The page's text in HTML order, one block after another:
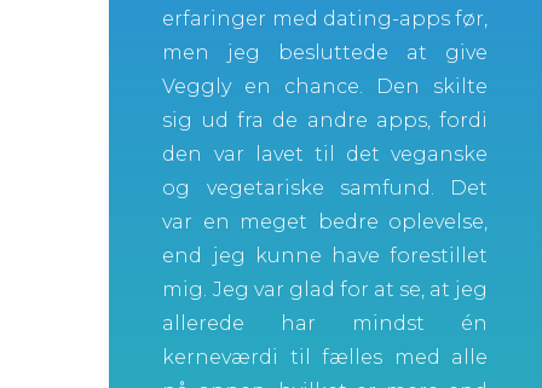
erfaringer med dating-apps før,
men jeg besluttede at give
Veggly en chance.
Den skilte
sig ud fra de andre apps, fordi
den var lavet til det veganske
og vegetariske samfund.
Det
var en meget bedre oplevelse,
end jeg kunne have forestillet
mig. Jeg var glad for at se, at jeg
allerede har mindst én
kerneværdi til fælles med alle